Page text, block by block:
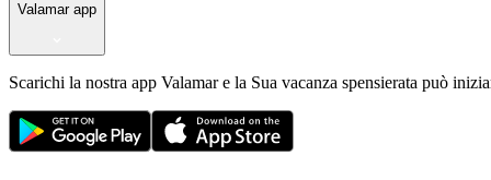
Valamar app
Scarichi la nostra app Valamar e la Sua vacanza spensierata può